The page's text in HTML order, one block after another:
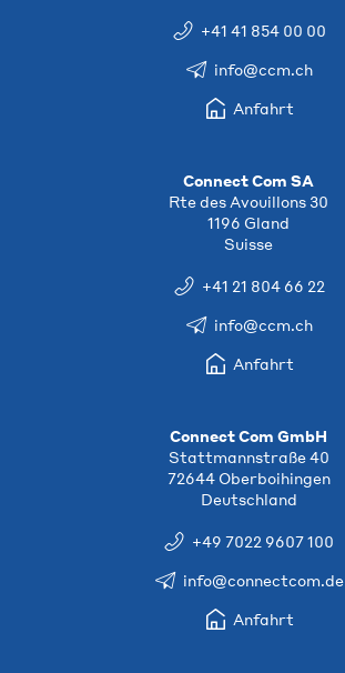
+41 41 854 00 00
info@ccm.ch
Anfahrt
Connect Com SA
Rte des Avouillons 30
1196 Gland
Suisse
+41 21 804 66 22
info@ccm.ch
Anfahrt
Connect Com GmbH
Stattmannstraße 40
72644 Oberboihingen
Deutschland
+49 7022 9607 100
info@connectcom.de
Anfahrt